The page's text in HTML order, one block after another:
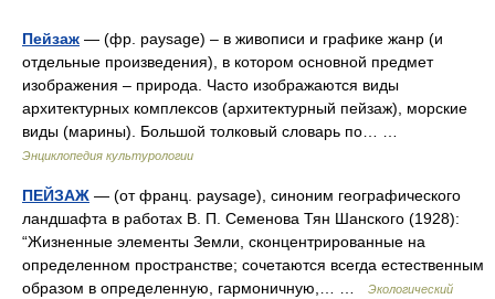
Пейзаж — (фр. paysage) – в живописи и графике жанр (и
отдельные произведения), в котором основной предмет
изображения – природа. Часто изображаются виды
архитектурных комплексов (архитектурный пейзаж), морские
виды (марины). Большой толковый словарь по… …
Энциклопедия культурологии
ПЕЙЗАЖ — (от франц. paysage), синоним географического
ландшафта в работах В. П. Семенова Тян Шанского (1928):
“Жизненные элементы Земли, сконцентрированные на
определенном пространстве; сочетаются всегда естественным
образом в определенную, гармоничную,… …
Экологический